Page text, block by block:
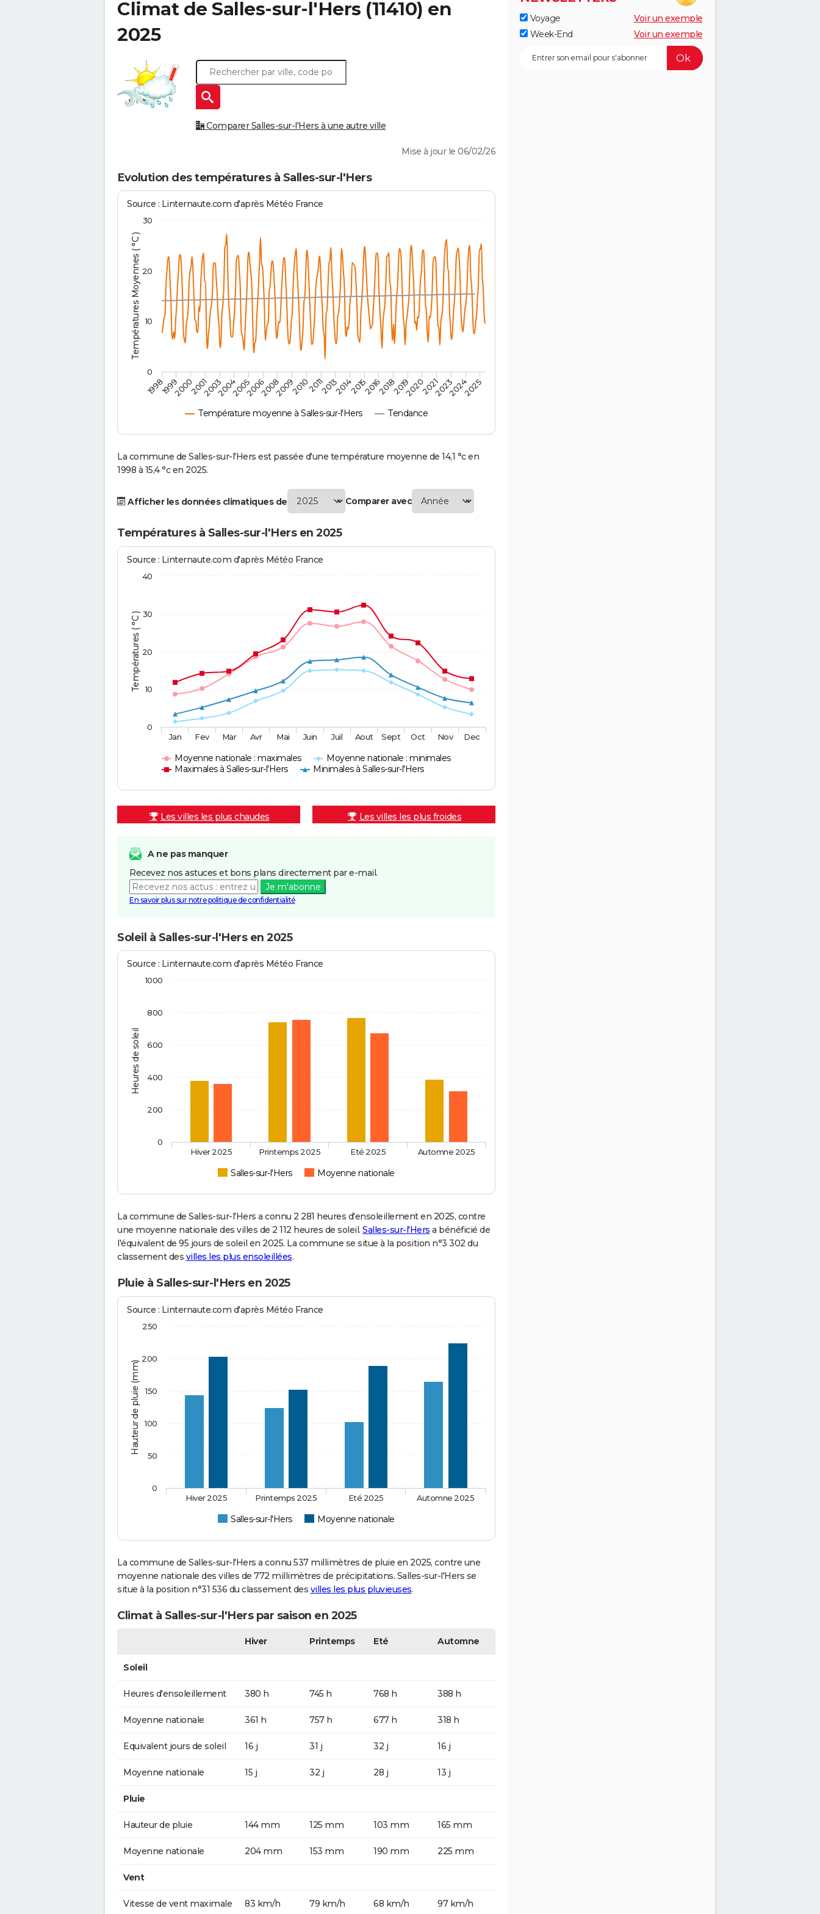
Climat de Salles-sur-l'Hers (11410) en
2025
Comparer Salles-sur-l'Hers à une autre ville
Mise à jour le 06/02/26
Evolution des températures à Salles-sur-l'Hers
Températures Moyennes ( °C )
Source : Linternaute.com d'après Météo France
Température moyenne à Salles-sur-l'Hers Tendance
1998 2014
199920002001200320042005200620082009201020112013 201520162018201920202021202320242025
0
10
20
30
La commune de Salles-sur-l'Hers est passée d'une température moyenne de 14,1 °c en
1998 à 15,4 °c en 2025.
Afficher les données climatiques de Comparer avec
Températures à Salles-sur-l'Hers en 2025
Températures ( °C )
Source : Linternaute.com d'après Météo France
Moyenne nationale : maximales
Moyenne nationale : minimales
Maximales à Salles-sur-l'Hers
Minimales à Salles-sur-l'Hers
Jan Fev Mar Avr Mai Juin Juil Aout Sept Oct Nov Dec
0
10
20
30
40
Les villes les plus chaudes Les villes les plus froides
A ne pas manquer
Recevez nos astuces et bons plans directement par e-mail.
Je m'abonne
En savoir plus sur notre politique de confidentialité
Soleil à Salles-sur-l'Hers en 2025
Heures de soleil
Source : Linternaute.com d'après Météo France
Salles-sur-l'Hers Moyenne nationale
Hiver 2025 Printemps 2025 Eté 2025 Automne 2025
0
200
400
600
800
1000
La commune de Salles-sur-l'Hers a connu 2 281 heures d'ensoleillement en 2025, contre
une moyenne nationale des villes de 2 112 heures de soleil. Salles-sur-l'Hers a bénéficié de
l'équivalent de 95 jours de soleil en 2025. La commune se situe à la position n°3 302 du
classement des villes les plus ensoleillées.
Pluie à Salles-sur-l'Hers en 2025
Hauteur de pluie (mm)
Source : Linternaute.com d'après Météo France
Salles-sur-l'Hers Moyenne nationale
Hiver 2025 Printemps 2025 Eté 2025 Automne 2025
0
50
100
150
200
250
La commune de Salles-sur-l'Hers a connu 537 millimètres de pluie en 2025, contre une
moyenne nationale des villes de 772 millimètres de précipitations. Salles-sur-l'Hers se
situe à la position n°31 536 du classement des villes les plus pluvieuses.
Climat à Salles-sur-l'Hers par saison en 2025
Hiver Printemps Eté Automne
Soleil
Heures d'ensoleillement 380 h 745 h 768 h 388 h
Moyenne nationale 361 h 757 h 677 h 318 h
Equivalent jours de soleil 16 j 31 j 32 j 16 j
Moyenne nationale 15 j 32 j 28 j 13 j
Pluie
Hauteur de pluie 144 mm 125 mm 103 mm 165 mm
Moyenne nationale 204 mm 153 mm 190 mm 225 mm
Vent
Vitesse de vent maximale 83 km/h 79 km/h 68 km/h 97 km/h
Voyage
Voir un exemple
Week-End
Voir un exemple